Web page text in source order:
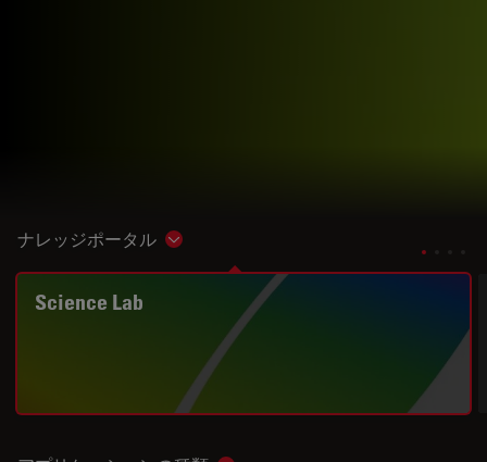
ナレッジポータル Show subnavigation
Science Lab